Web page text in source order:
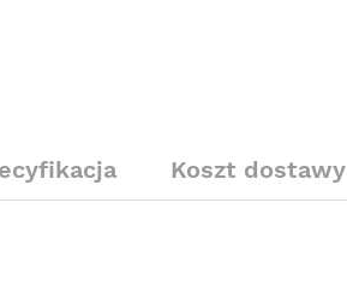
Koszt dostawy